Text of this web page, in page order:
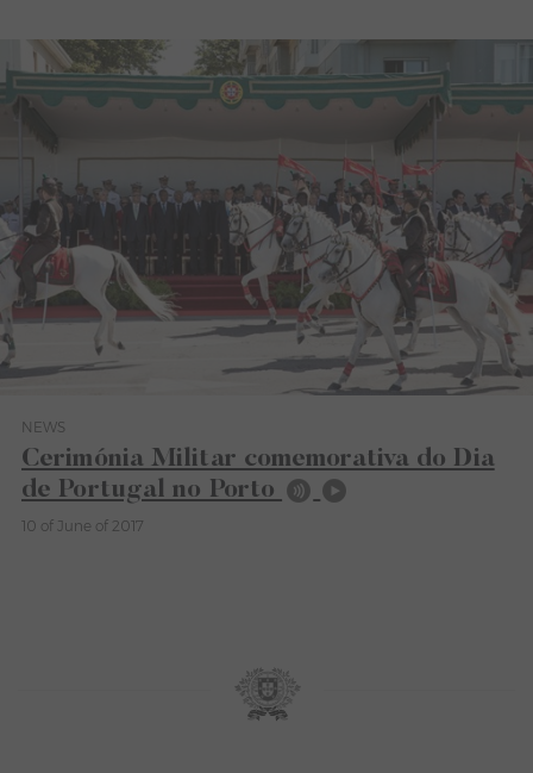
Category News
NEWS
Cerimónia Militar comemorativa do Dia
de Portugal no Porto
10 of June of 2017